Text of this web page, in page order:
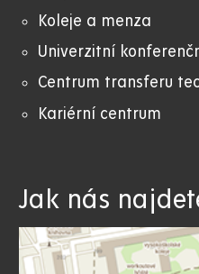
Koleje a menza
Univerzitní
Centrum transferu
Kariérní centrum
Jak nás